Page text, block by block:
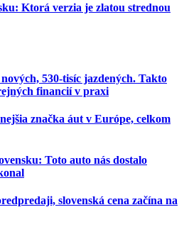
Ktorá verzia je zlatou strednou
530-tisíc jazdených. Takto
financií v praxi
značka áut v Európe, celkom
Toto auto nás dostalo
slovenská cena začína na